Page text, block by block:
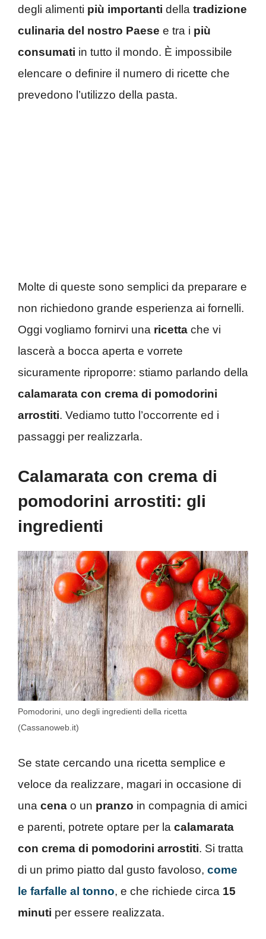
degli alimenti più importanti della tradizione
culinaria del nostro Paese e tra i più
consumati in tutto il mondo. È impossibile
elencare o definire il numero di ricette che
prevedono l’utilizzo della pasta.
Molte di queste sono semplici da preparare e
non richiedono grande esperienza ai fornelli.
Oggi vogliamo fornirvi una ricetta che vi
lascerà a bocca aperta e vorrete
sicuramente riproporre: stiamo parlando della
calamarata con crema di pomodorini
arrostiti. Vediamo tutto l’occorrente ed i
passaggi per realizzarla.
Calamarata con crema di
pomodorini arrostiti: gli
ingredienti
Pomodorini, uno degli ingredienti della ricetta
(Cassanoweb.it)
Se state cercando una ricetta semplice e
veloce da realizzare, magari in occasione di
una cena o un pranzo in compagnia di amici
e parenti, potrete optare per la calamarata
con crema di pomodorini arrostiti. Si tratta
di un primo piatto dal gusto favoloso, come
le farfalle al tonno, e che richiede circa 15
minuti per essere realizzata.